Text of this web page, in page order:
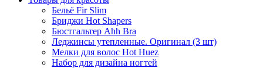
Бельё Fir Slim
Бриджи Hot Shapers
Бюстгальтер Ahh Bra
Леджинсы утепленные. Оригинал (3 шт)
Мелки для волос Hot Huez
Набор для дизайна ногтей